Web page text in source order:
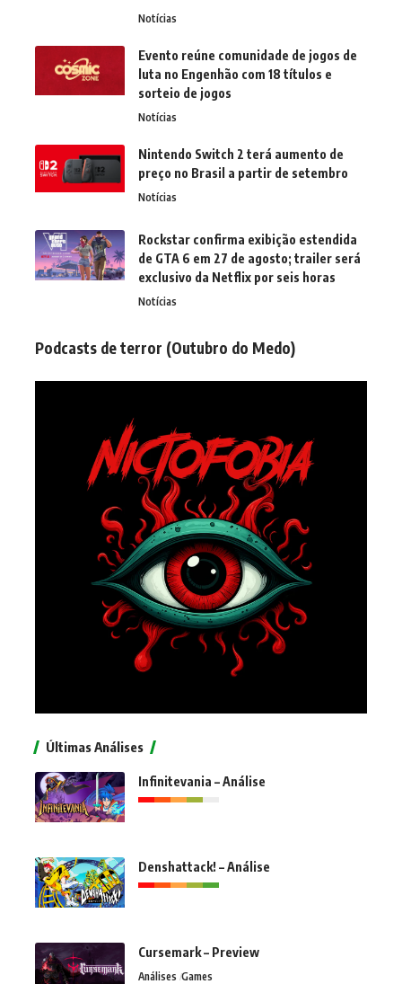
Notícias
Evento reúne comunidade de jogos de
luta no Engenhão com 18 títulos e
sorteio de jogos
Notícias
Nintendo Switch 2 terá aumento de
preço no Brasil a partir de setembro
Notícias
Rockstar confirma exibição estendida
de GTA 6 em 27 de agosto; trailer será
exclusivo da Netflix por seis horas
Notícias
Podcasts de terror (Outubro do Medo)
Últimas Análises
Infinitevania – Análise
Denshattack! – Análise
Cursemark – Preview
Análises Games